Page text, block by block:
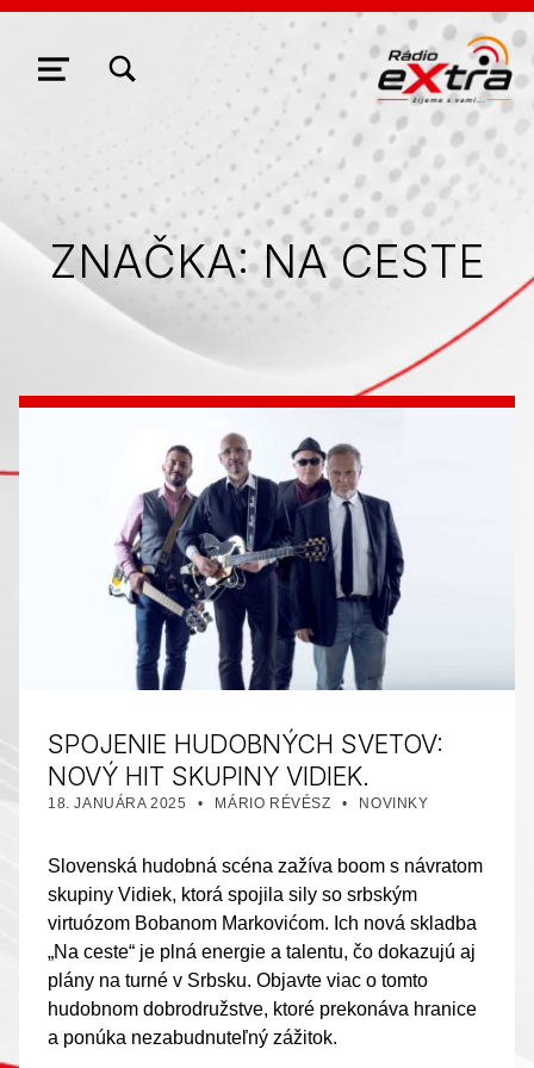
NAVIGÁCIA
ZOBRAZIŤ/SKRYŤ MODÁLNE OKNO FORMULÁRA VYHĽADÁVANIA
ZNAČKA:NA CESTE
SPOJENIE HUDOBNÝCH SVETOV:
NOVÝ HIT SKUPINY VIDIEK.
PUBLIKOVANÉ DŇA:
18. JANUÁRA 2025
AUTOR:
MÁRIO RÉVÉSZ NOVINKY
Slovenská hudobná scéna zažíva boom s návratom
skupiny Vidiek, ktorá spojila sily so srbským
virtuózom Bobanom Markovićom. Ich nová skladba
„Na ceste“ je plná energie a talentu, čo dokazujú aj
plány na turné v Srbsku. Objavte viac o tomto
hudobnom dobrodružstve, ktoré prekonáva hranice
a ponúka nezabudnuteľný zážitok.